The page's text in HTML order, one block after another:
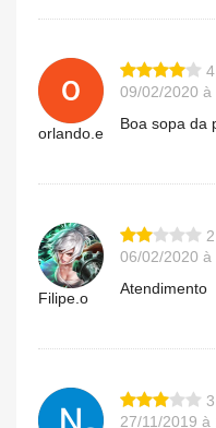
orlando.e
09/02/2020 à
Boa sopa da
Filipe.o
06/02/2020 à
Atendimento
27/11/2019 à